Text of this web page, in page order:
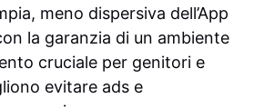
meno dispersiva dell’App
la garanzia di un ambiente
cruciale per genitori e
evitare ads e